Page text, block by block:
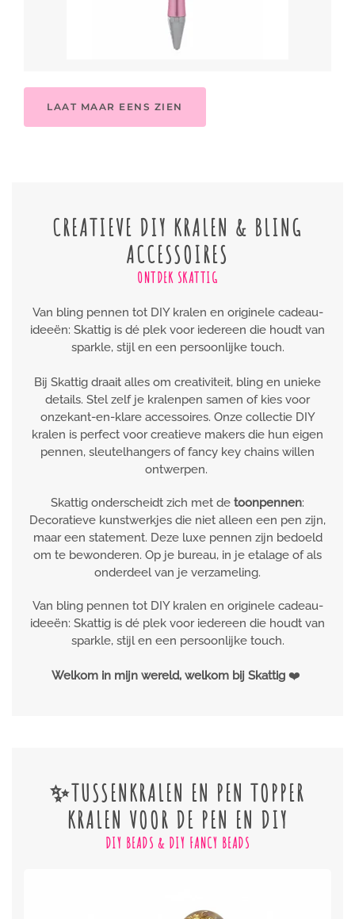
LAAT MAAR EENS ZIEN
CREATIEVE DIY KRALEN & BLING
ACCESSOIRES
ONTDEK SKATTIG
Van bling pennen tot DIY kralen en originele cadeau-
ideeën: Skattig is dé plek voor iedereen die houdt van
sparkle, stijl en een persoonlijke touch.
Bij Skattig draait alles om creativiteit, bling en unieke
details. Stel zelf je kralenpen samen of kies voor
onzekant-en-klare accessoires. Onze collectie DIY
kralen is perfect voor creatieve makers die hun eigen
pennen, sleutelhangers of fancy key chains willen
ontwerpen.
Skattig onderscheidt zich met de toonpennen:
Decoratieve kunstwerkjes die niet alleen een pen zijn,
maar een statement. Deze luxe pennen zijn bedoeld
om te bewonderen. Op je bureau, in je etalage of als
onderdeel van je verzameling.
Van bling pennen tot DIY kralen en originele cadeau-
ideeën: Skattig is dé plek voor iedereen die houdt van
sparkle, stijl en een persoonlijke touch.
Welkom in mijn wereld, welkom bij Skattig ❤️
✨TUSSENKRALEN EN PEN TOPPER
KRALEN VOOR DE PEN EN DIY
DIY BEADS & DIY FANCY BEADS